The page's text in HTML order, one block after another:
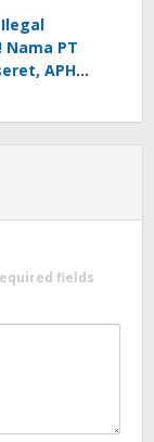
PT
APH
fields